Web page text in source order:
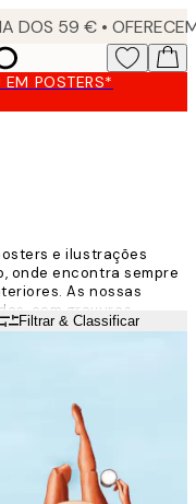
POSTERS*
e ilustrações
onde encontra sempre
As nossas
com gravuras
como cliente possa
Filtrar & Classificar